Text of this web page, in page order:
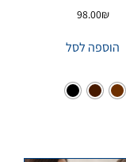
98.00₪
הוספה לסל